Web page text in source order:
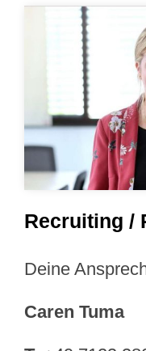
Recruiting /
Deine
Caren Tuma